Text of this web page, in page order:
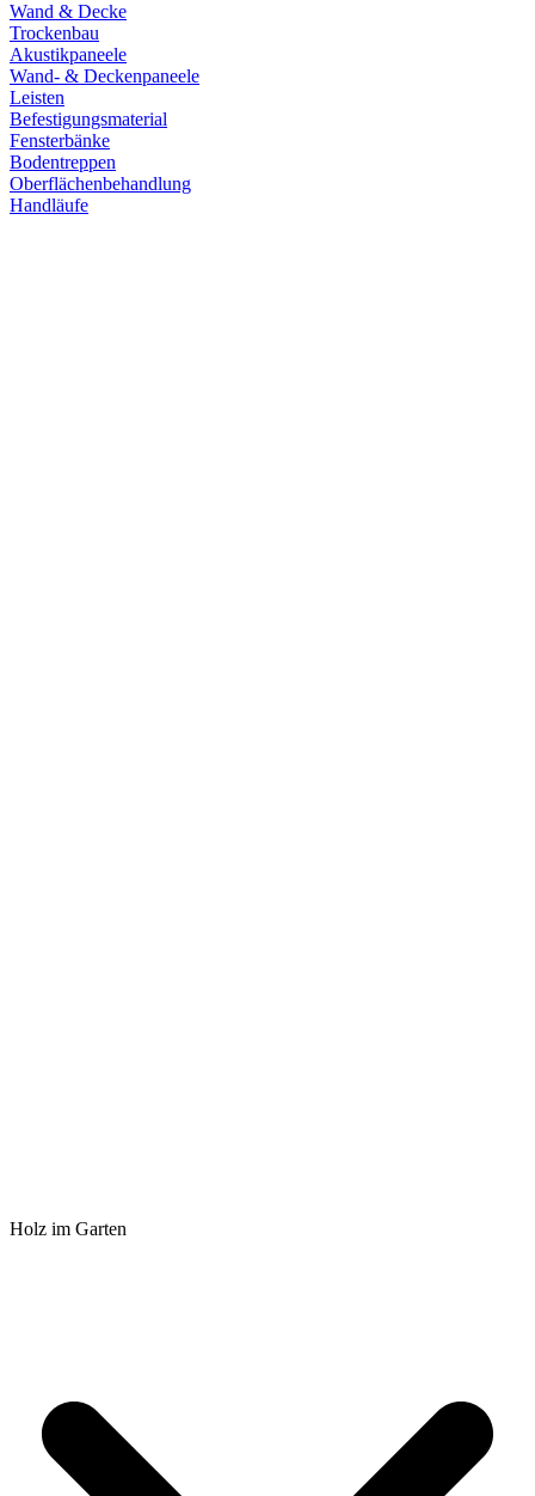
Wand & Decke
Trockenbau
Akustikpaneele
Wand- & Deckenpaneele
Leisten
Befestigungsmaterial
Fensterbänke
Bodentreppen
Oberflächenbehandlung
Handläufe
Holz im Garten